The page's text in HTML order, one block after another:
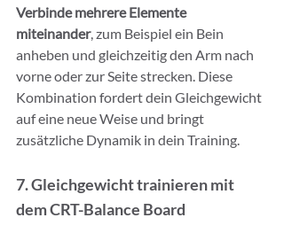
Verbinde mehrere Elemente
miteinander, zum Beispiel ein Bein
anheben und gleichzeitig den Arm nach
vorne oder zur Seite strecken. Diese
Kombination fordert dein Gleichgewicht
auf eine neue Weise und bringt
zusätzliche Dynamik in dein Training.
7. Gleichgewicht trainieren mit
dem CRT-Balance Board